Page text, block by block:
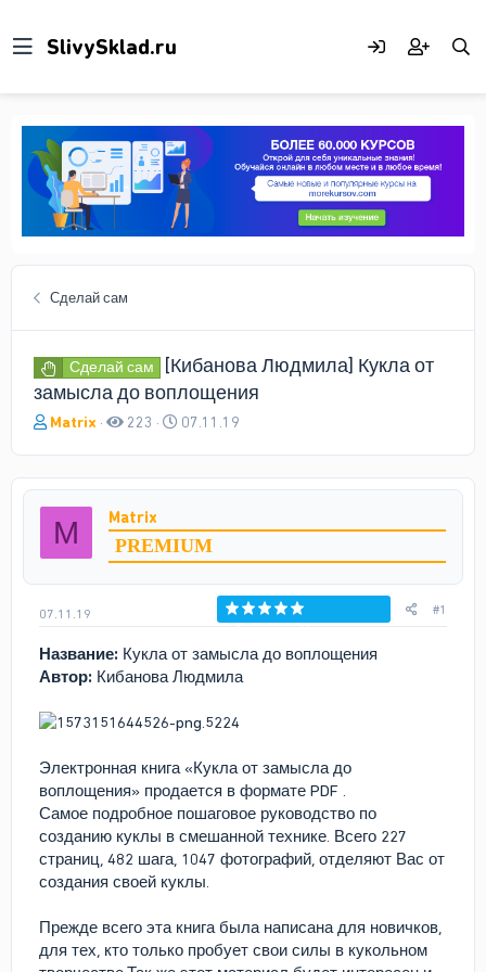
Сделай сам
Сделай сам
[Кибанова Людмила] Кукла от
замысла до воплощения
А
о
р
е
ы
Matrix 223
Д
а
ч
а
л
07.11.19
M Matrix
PREMIUM
07.11.19
Голосов: 0
#1
Название: Кукла от замысла до воплощения
Автор: Кибанова Людмила
Электронная книга «Кукла от замысла до
воплощения» продается в формате PDF .
Самое подробное пошаговое руководство по
созданию куклы в смешанной технике. Всего 227
страниц, 482 шага, 1047 фотографий, отделяют Вас от
создания своей куклы.
Прежде всего эта книга была написана для новичков,
для тех, кто только пробует свои силы в кукольном